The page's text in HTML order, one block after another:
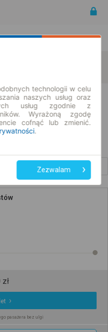
zł
pasażera bez ulgi
technologii w celu
naszych usług oraz
usług zgodnie z
Wyrażoną zgodę
cofnąć lub zmienić.
.
Zezwalam